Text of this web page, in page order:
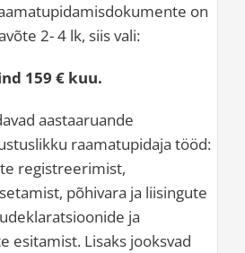
on
2- 4 lk, siis vali:
159 € kuu.
aastaaruande
raamatupidaja tööd:
registreerimist,
põhivara ja liisingute
ja
esitamist. Lisaks jooksvad